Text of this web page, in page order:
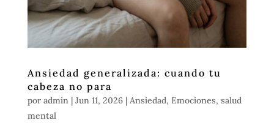
Ansiedad generalizada: cuando tu
cabeza no para
por admin| Jun 11, 2026| Ansiedad, Emociones, salud
mental